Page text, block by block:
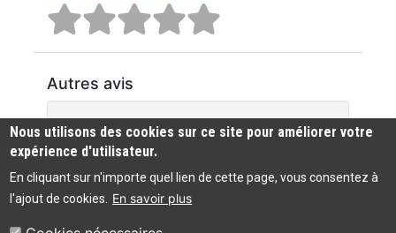
Autres avis
Aucun commentaire n'a été trouvé
Nous utilisons des cookies sur ce site pour améliorer votre
expérience d'utilisateur.
En cliquant sur n'importe quel lien de cette page, vous consentez à
l'ajout de cookies.
En savoir plus